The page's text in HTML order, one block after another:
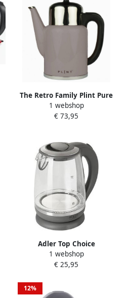
The Retro Family Plint Pure
Retro Waterkoker 1.7 L
Almost Black
1 webshop
€ 73,95
Adler Top Choice
Waterkoker met Led 2200
watt 2 liter antraciet
1 webshop
€ 25,95
12%